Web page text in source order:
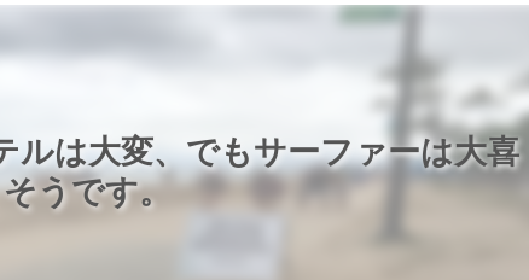
ルは大変、でもサーファーは大喜
うです。